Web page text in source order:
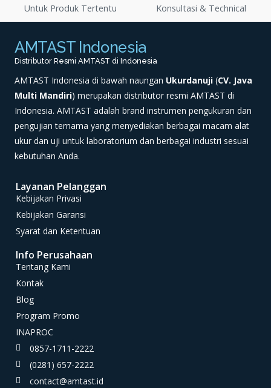
Untuk Produk Tertentu Konsultasi & Technical
AMTAST Indonesia
Distributor Resmi AMTAST di Indonesia
AMTAST Indonesia di bawah naungan Ukurdanuji (CV. Java
Multi Mandiri) merupakan distributor resmi AMTAST di
Indonesia. AMTAST adalah brand instrumen pengukuran dan
pengujian ternama yang menyediakan berbagai macam alat
ukur dan uji untuk laboratorium dan berbagai industri sesuai
kebutuhan Anda.
Layanan Pelanggan
Kebijakan Privasi
Kebijakan Garansi
Syarat dan Ketentuan
Info Perusahaan
Tentang Kami
Kontak
Blog
Program Promo
INAPROC
0857-1711-2222
(0281) 657-2222
contact@amtast.id